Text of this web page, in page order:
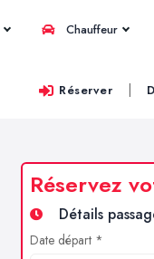
Chauffeur
Réserver |
Réservez
Détails
Date départ *